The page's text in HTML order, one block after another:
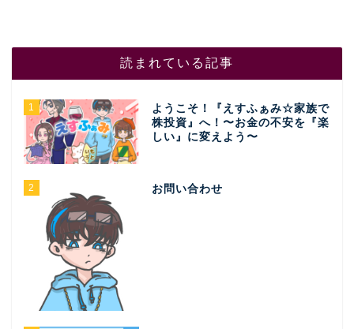
読まれている記事
1
ようこそ！『えすふぁみ☆家族で
株投資』へ！〜お金の不安を『楽
しい』に変えよう〜
2 お問い合わせ